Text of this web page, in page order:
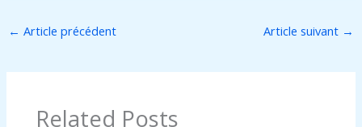
← Article précédent Article suivant →
Related Posts